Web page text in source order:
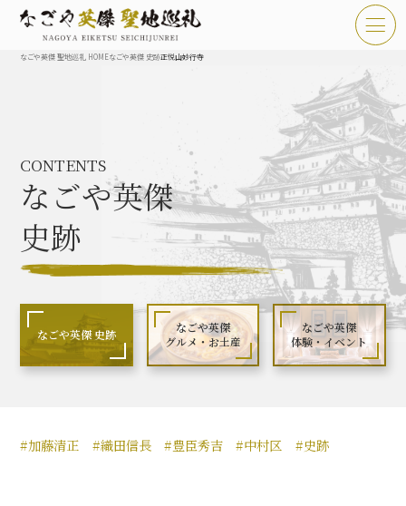
なごや英傑 聖地巡礼とは
なごや英傑 史跡 一覧
なごや英傑 グルメ・土産 一覧
なごや英傑 体験・イベント
秀長関連 史跡 一覧
なごや英傑 聖地巡礼 HOMEなごや英傑 史跡正悦山妙行寺
CONTENTS
なごや英傑
史跡
なごや英傑 史跡
なごや英傑
グルメ・お土産
なごや英傑
体験・イベント
#加藤清正 #織田信長 #豊臣秀吉 #中村区 #史跡